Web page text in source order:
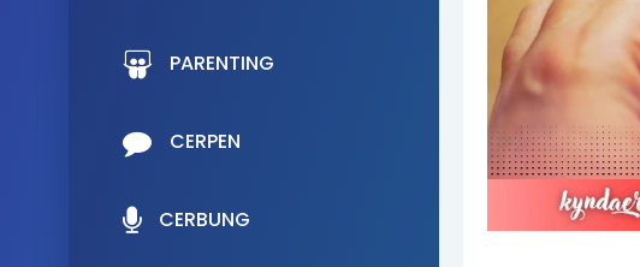
PARENTING
CERPEN
CERBUNG